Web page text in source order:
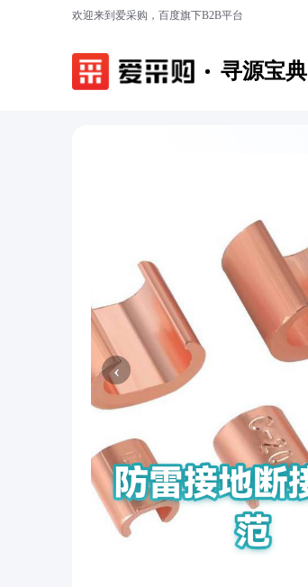
欢迎来到爱采购，百度旗下B2B平台
寻源宝典
‹